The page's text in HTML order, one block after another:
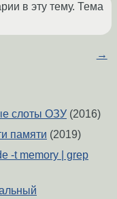
в эту тему. Тема
→
слоты ОЗУ (2016)
памяти (2019)
-t memory | grep